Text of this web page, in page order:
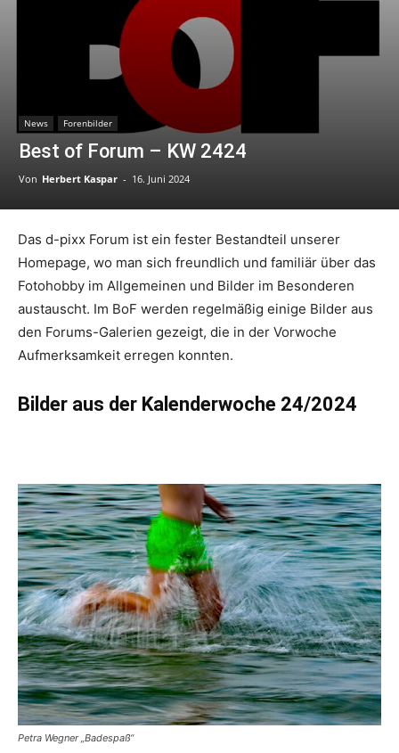
News Forenbilder
Best of Forum – KW 2424
Von Herbert Kaspar - 16. Juni 2024
Das d-pixx Forum ist ein fester Bestandteil unserer
Homepage, wo man sich freundlich und familiär über das
Fotohobby im Allgemeinen und Bilder im Besonderen
austauscht. Im BoF werden regelmäßig einige Bilder aus
den Forums-Galerien gezeigt, die in der Vorwoche
Aufmerksamkeit erregen konnten.
Bilder aus der Kalenderwoche 24/2024
Petra Wegner „Badespaß“